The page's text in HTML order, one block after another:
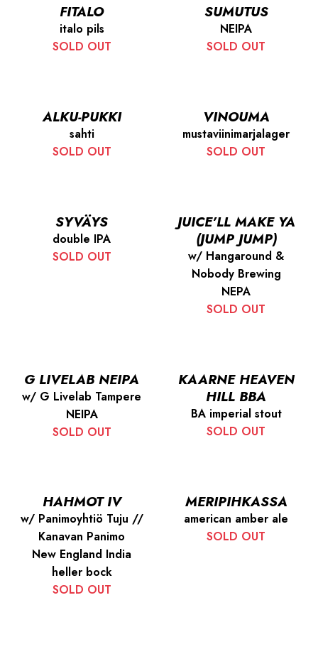
FITALO
italo pils
SOLD OUT
SUMUTUS
NEIPA
SOLD OUT
ALKU-PUKKI
sahti
SOLD OUT
VINOUMA
mustaviinimarjalager
SOLD OUT
SYVÄYS
double IPA
SOLD OUT
JUICE’LL MAKE YA
(JUMP JUMP)
w/ Hangaround &
Nobody Brewing
NEPA
SOLD OUT
G LIVELAB NEIPA
w/ G Livelab Tampere
NEIPA
SOLD OUT
KAARNE HEAVEN
HILL BBA
BA imperial stout
SOLD OUT
HAHMOT IV
w/ Panimoyhtiö Tuju //
Kanavan Panimo
New England India
heller bock
SOLD OUT
MERIPIHKASSA
american amber ale
SOLD OUT